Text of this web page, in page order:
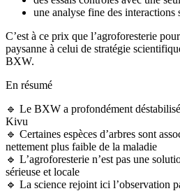
une analyse fine des interactions
C’est à ce prix que l’agroforesterie
paysanne à celui de stratégie
BXW.
En résumé
🔹 Le BXW a profondément
Kivu
🔹 Certaines espèces d’arbres sont
nettement plus faible de la maladie
🔹 L’agroforesterie n’est pas une
sérieuse et locale
🔹 La science rejoint ici l’observation